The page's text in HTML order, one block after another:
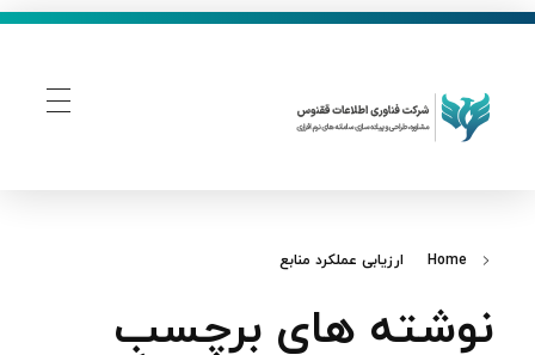
Home ارزیابی عملکرد منابع
نوشته های برچسب